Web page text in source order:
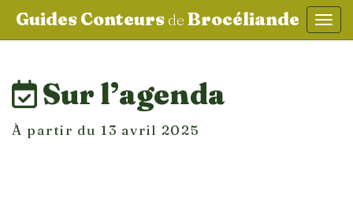
Guides Conteursde Brocéliande
Sur l’agenda
À partir du 13 avril 2025